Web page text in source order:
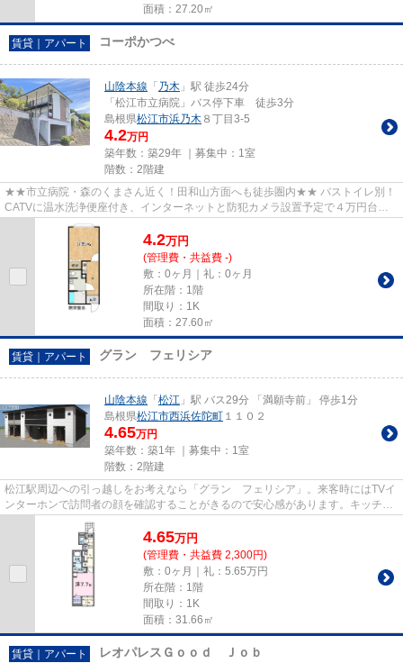
面積：27.20㎡
賃貸｜アパート コーポかつべ
山陰本線 「 乃木 」駅 徒歩24分
「松江市立病院」バス停下車 徒歩3分
島根県松江市浜乃木 ８丁目3-5
4.2万円
築年数：築29年 ｜募集中： 1室
階数：2階建
★★市立病院・森のくまさん近く！田和山方面へも徒歩圏内★★ バストイレ別！
CATVに温水洗浄便座付き、インターネットと防犯カメラ設置予定で４万円台。
しかも女性に人気♪独立洗面台付な...
4.2万円
(管理費・共益費 -)
敷：0ヶ月｜礼：0ヶ月
所在階：1階
間取り：1K
面積：27.60㎡
賃貸｜アパート グラン フェリシア
山陰本線 「 松江 」駅 バス29分 「満願寺前」 停歩1分
島根県松江市西浜佐陀町 １１０２
4.65万円
築年数：築1年 ｜募集中： 1室
階数：2階建
松江駅周辺への引っ越しをお考えなら「グラン フェリシア」。来客時にはTVイ
ンターホンで訪問者の顔を確認することがきるので安心感があります。キッチン
のあるお住まい、料理もしや...
4.65万円
(管理費・共益費 2,300円)
敷：0ヶ月｜礼：5.65万円
所在階：1階
間取り：1K
面積：31.66㎡
賃貸｜アパート レオパレスＧｏｏｄ Ｊｏｂ